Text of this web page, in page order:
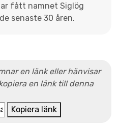
fått namnet Siglög
senaste 30 åren.
en länk eller hänvisar
en länk till denna
Kopiera länk